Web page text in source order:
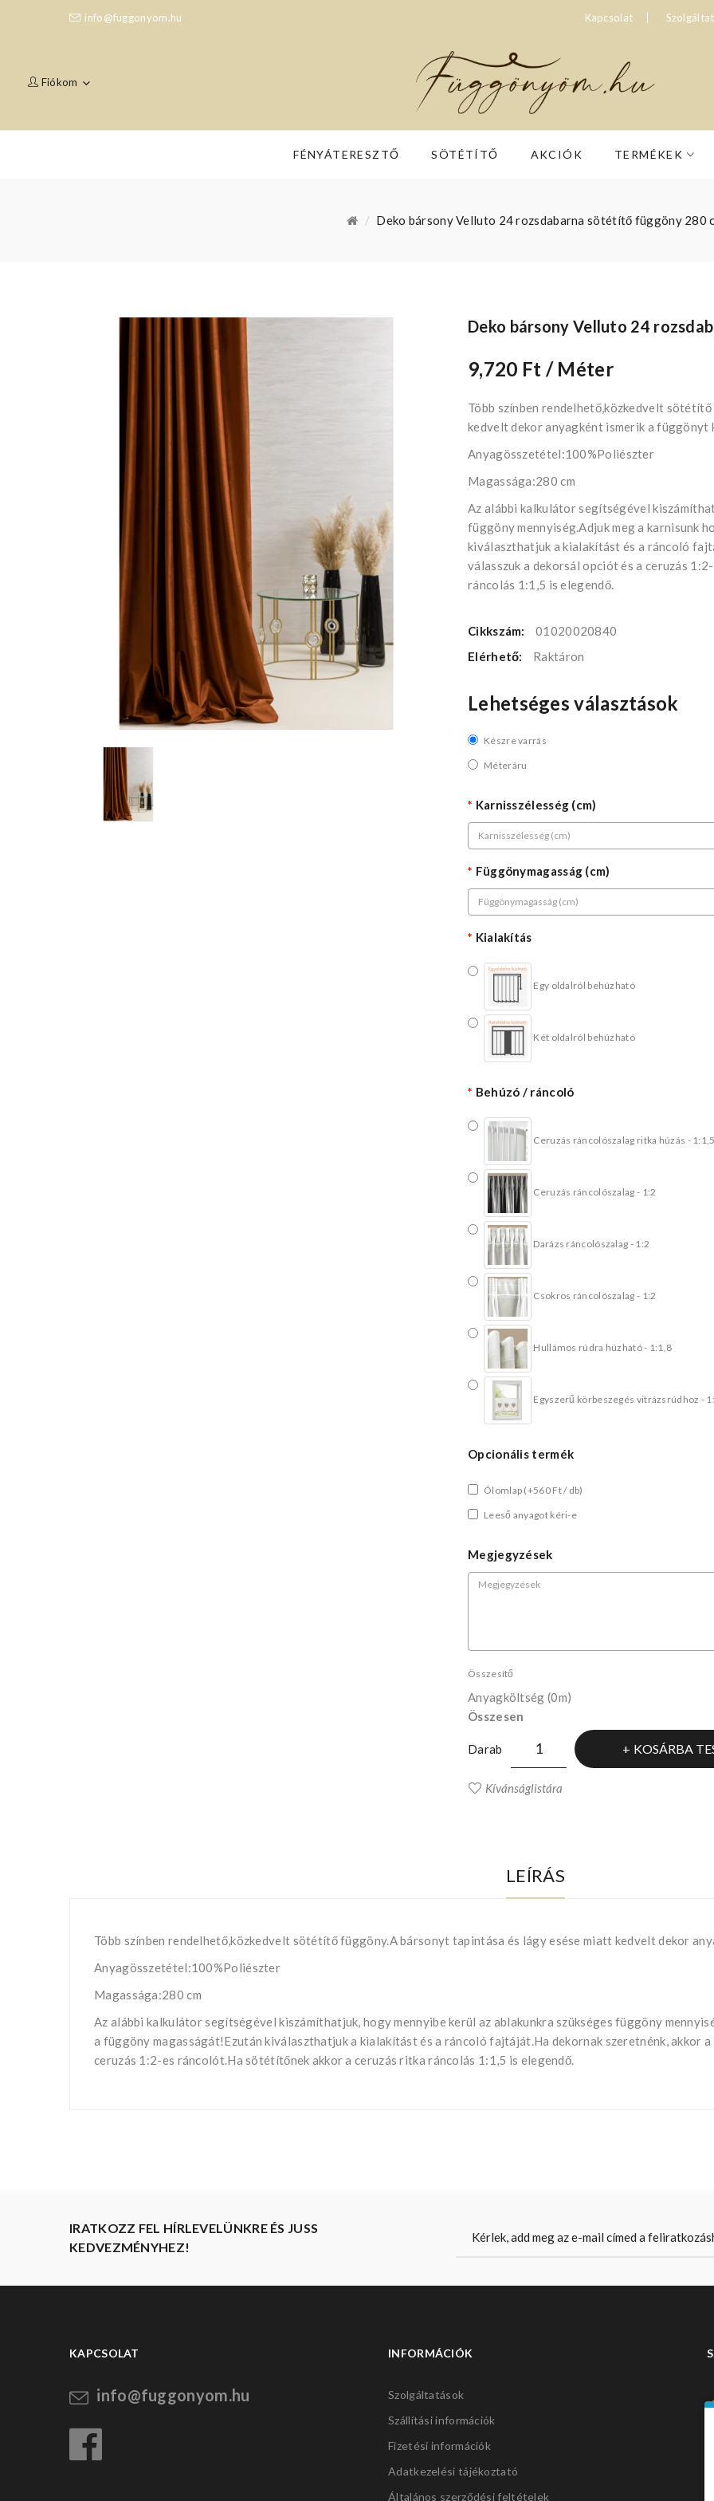
info@fuggonyom.hu Kapcsolat
Fiókom
FÉNYÁTERESZTŐ SÖTÉTÍTŐ AKCIÓK TERMÉKEK
Deko bársony Velluto 24 rozsdabarna sötétítő függöny 280
Deko bársony Velluto 24
9,720 Ft / Méter
Több színben rendelhető,közkedvelt
kedvelt dekor anyagként ismerik a függönyt
Anyagösszetétel:100%Poliészter
Magassága:280 cm
Az alábbi kalkulátor segítségével
függöny mennyiség.Adjuk meg a karnisunk
kiválaszthatjuk a kialakítást és a ráncoló
válasszuk a dekorsál opciót és a ceruzás
ráncolás 1:1,5 is elegendő.
Cikkszám:
01020020840
Elérhető:
Raktáron
Lehetséges választások
Készre varrás
Méteráru
Karnisszélesség (cm)
Függönymagasság (cm)
Kialakítás
Egy oldalról behúzható
Két oldalról behúzható
Behúzó / ráncoló
Ceruzás ráncolószalag ritka húzás - 1:1,5
Ceruzás ráncolószalag - 1:2
Darázs ráncolószalag - 1:2
Csokros ráncolószalag - 1:2
Hullámos rúdra húzható - 1:1,8
Egyszerű körbeszegés vitrázsrúdhoz -
Opcionális termék
Ólomlap (+560 Ft / db)
Leeső anyagot kéri-e
Megjegyzések
Összesítő
Anyagköltség (0m)
Összesen
Darab KOSÁRBA
Kívánságlistára
LEÍRÁS
Több színben rendelhető,közkedvelt sötétítő függöny.A bársonyt tapintása és lágy esése miatt kedvelt dekor
Anyagösszetétel:100%Poliészter
Magassága:280 cm
Az alábbi kalkulátor segítségével kiszámíthatjuk, hogy mennyibe kerül az ablakunkra szükséges függöny
a függöny magasságát!Ezután kiválaszthatjuk a kialakítást és a ráncoló fajtáját.Ha dekornak szeretnénk, akkor
ceruzás 1:2-es ráncolót.Ha sötétítőnek akkor a ceruzás ritka ráncolás 1:1,5 is elegendő.
IRATKOZZ FEL HÍRLEVELÜNKRE ÉS JUSS
KEDVEZMÉNYHEZ!
KAPCSOLAT
info@fuggonyom.hu
INFORMÁCIÓK
Szolgáltatások
Szállítási információk
Fizetési információk
Adatkezelési tájékoztató
Általános szerződési feltételek